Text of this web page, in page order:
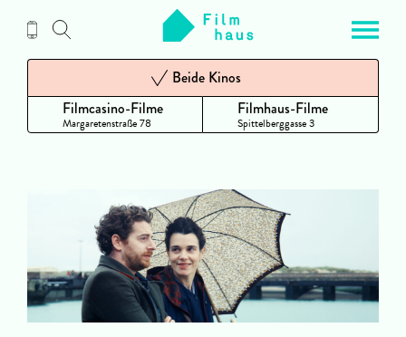
Inhalt
Filmcasino-Filme
Margaretenstraße 78
Beide Kinos
Filmhaus-Filme
Spittelberggasse 3